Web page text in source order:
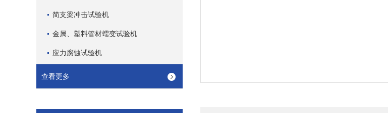
简支梁冲击试验机
金属、塑料管材蠕变试验机
应力腐蚀试验机
查看更多